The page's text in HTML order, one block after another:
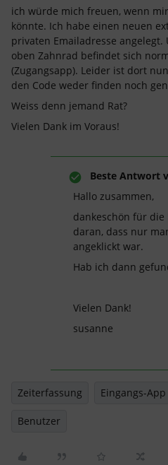
ich würde mich freuen, wenn
könnte. Ich habe einen neuen
privaten Emailadresse
oben Zahnrad befindet sich
(Zugangsapp). Leider ist dort
den Code weder finden noch
Weiss denn jemand Rat?
Vielen Dank im Voraus!
Beste Antwort
Hallo zusammen,
dankeschön für die
daran, dass nur
angeklickt war.
Hab ich dann
Vielen Dank!
susanne
Zeiterfassung Eingangs-App
Benutzer